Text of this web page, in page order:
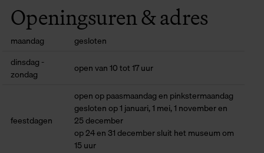
Openingsuren & adres
maandag
gesloten
dinsdag -
zondag
open van 10 tot 17 uur
feestdagen
open op paasmaandag en pinkstermaandag
gesloten op 1 januari, 1 mei, 1 november en
25 december
op 24 en 31 december sluit het museum om
15 uur